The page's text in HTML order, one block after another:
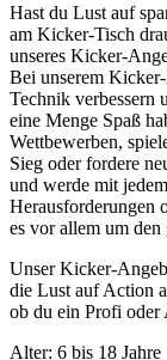
Hast du Lust auf
am Kicker-Tisch
unseres Kicker-
Bei unserem
Technik verbessern
eine Menge Spaß
Wettbewerben,
Sieg oder fordere
und werde mit
Herausforderungen
es vor allem um den
Unser Kicker-
die Lust auf Action
ob du ein Profi oder
Alter: 6 bis 18 Jahre